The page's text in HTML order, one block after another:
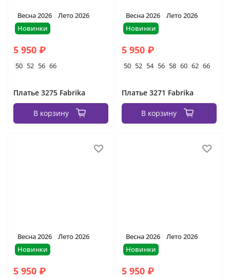
Весна 2026
Лето 2026
Новинки
5 950 ₽
50 52 56 66
Платье 3275 Fabrika
В корзину
Весна 2026
Лето 2026
Новинки
5 950 ₽
50 52 54 56 58 60 62 66
Платье 3271 Fabrika
В корзину
Весна 2026
Лето 2026
Новинки
5 950 ₽
Весна 2026
Лето 2026
Новинки
5 950 ₽